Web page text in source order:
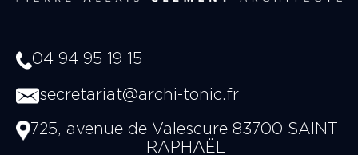
04 94 95 19 15
secretariat@archi-tonic.fr
725, avenue de Valescure 83700 SAINT-
RAPHAËL